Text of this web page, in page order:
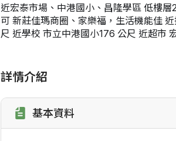
近宏泰市場、中港國小、昌隆學區 低樓
可 新莊佳瑪商圈、家樂福，生活機能佳
尺 近學校 市立中港國小176 公尺 近超市
詳情介紹
基本資料